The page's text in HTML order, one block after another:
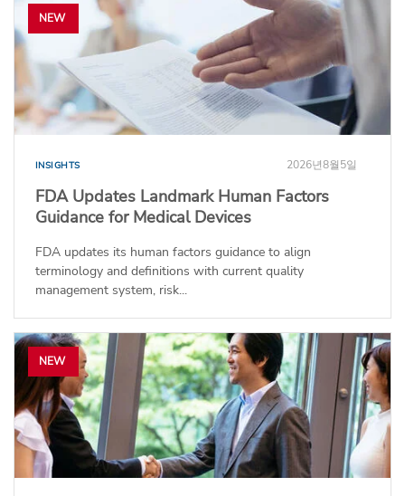
NEW
INSIGHTS 2026년8월5일
FDA Updates Landmark Human Factors
Guidance for Medical Devices
FDA updates its human factors guidance to align
terminology and definitions with current quality
management system, risk...
NEW